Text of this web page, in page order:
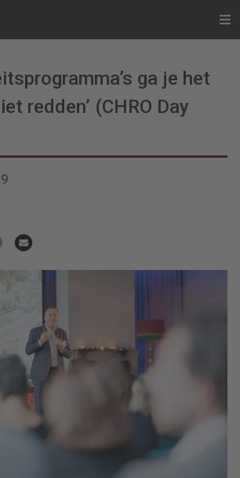
ga je het
redden’ (CHRO Day